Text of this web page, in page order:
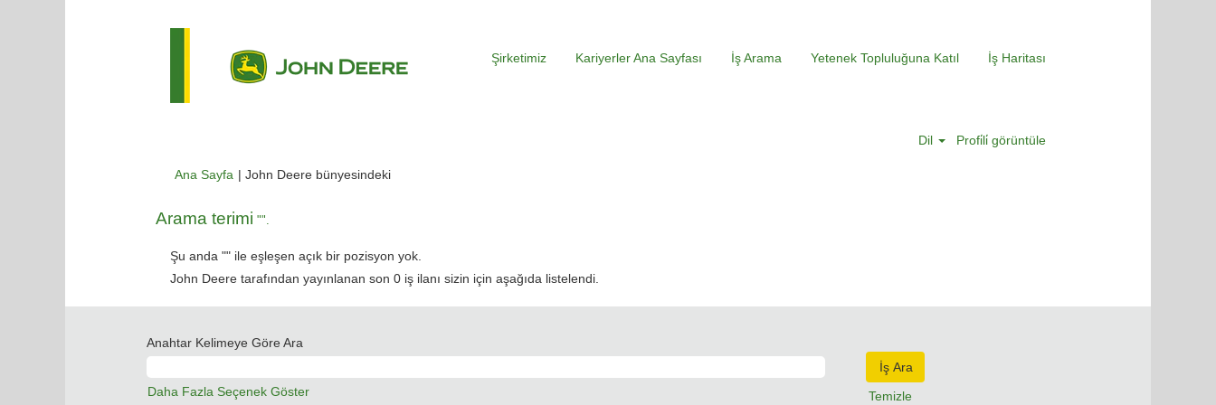
Şirketimiz Kariyerler Ana Sayfası İş Arama Yetenek Topluluğuna Katıl İş Haritası
Dil Profi̇li̇ görüntüle
Ana Sayfa | John Deere bünyesindeki(mevcut
Arama terimi "".
Şu anda "" ile eşleşen açık bir pozisyon yok.
John Deere tarafından yayınlanan son 0 iş ilanı sizin için aşağıda listelendi.
Anahtar Kelimeye Göre Ara
Daha Fazla Seçenek Göster Temizle